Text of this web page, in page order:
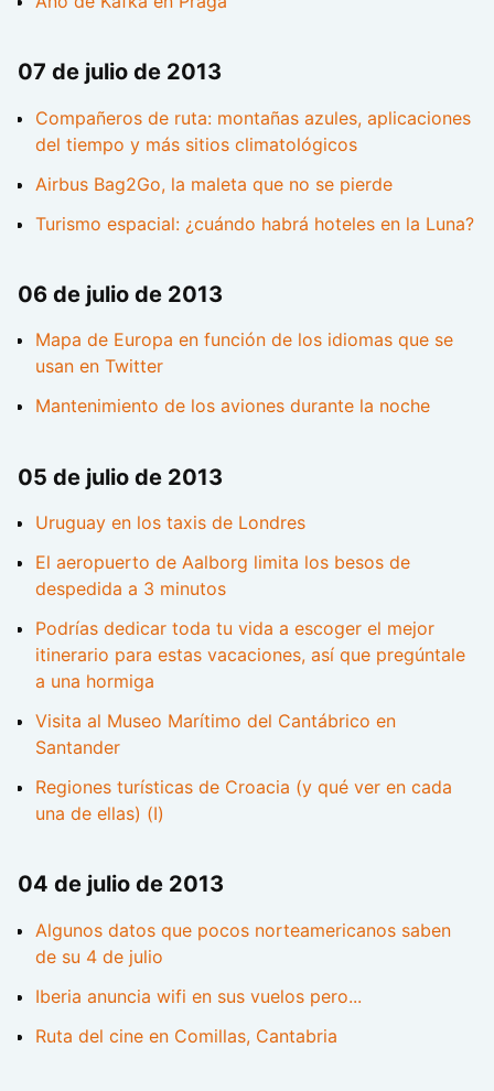
07 de julio de 2013
Compañeros de ruta: montañas azules, aplicaciones
del tiempo y más sitios climatológicos
Airbus Bag2Go, la maleta que no se pierde
Turismo espacial: ¿cuándo habrá hoteles en la Luna?
06 de julio de 2013
Mapa de Europa en función de los idiomas que se
usan en Twitter
Mantenimiento de los aviones durante la noche
05 de julio de 2013
Uruguay en los taxis de Londres
El aeropuerto de Aalborg limita los besos de
despedida a 3 minutos
Podrías dedicar toda tu vida a escoger el mejor
itinerario para estas vacaciones, así que pregúntale
a una hormiga
Visita al Museo Marítimo del Cantábrico en
Santander
Regiones turísticas de Croacia (y qué ver en cada
una de ellas) (I)
04 de julio de 2013
Algunos datos que pocos norteamericanos saben
de su 4 de julio
Iberia anuncia wifi en sus vuelos pero...
Ruta del cine en Comillas, Cantabria